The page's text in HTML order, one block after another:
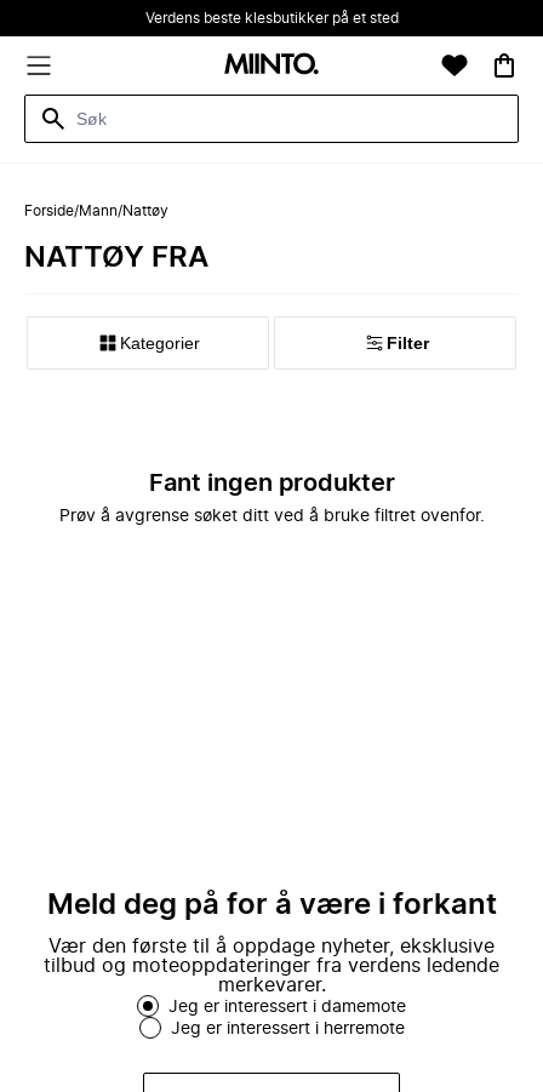
Verdens beste klesbutikker på et sted
Forside/Mann/Nattøy
NATTØY FRA
Kategorier Filter
Fant ingen produkter
Prøv å avgrense søket ditt ved å bruke filtret ovenfor.
Meld deg på for å være i forkant
Vær den første til å oppdage nyheter, eksklusive
tilbud og moteoppdateringer fra verdens ledende
merkevarer.
Jeg er interessert i damemote
Jeg er interessert i herremote